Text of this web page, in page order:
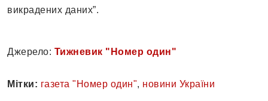
викрадених даних”.
Джерело: Тижневик "Номер один"
Мітки: газета "Номер один", новини України